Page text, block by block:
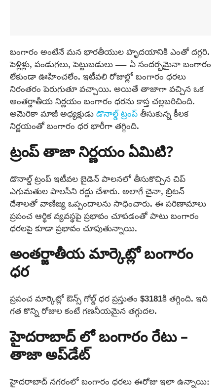
బంగారం అంటేనే మన భారతీయుల హృదయానికి ఎంతో దగ్గరి.
పెళ్లిళ్లు, పండుగలు, పెట్టుబడులు — ఏ సందర్భమైనా బంగారం
లేకుండా ఊహించలేం. ఇటీవలి రోజుల్లో బంగారం ధరలు
నిరంతరం పెరుగుతూ వచ్చాయి. అయితే తాజాగా వచ్చిన ఒక
అంతర్జాతీయ నిర్ణయం బంగారం ధరను కాస్త చల్లబరిచింది.
అమెరికా మాజీ అధ్యక్షుడుడొనాల్డ్ ట్రంప్తీసుకున్న కీలక
నిర్ణయంతో బంగారం ధర భారీగా తగ్గింది.
ట్రంప్ తాజా నిర్ణయం ఏమిటి?
డొనాల్డ్ ట్రంప్ ఇటీవల బైడెన్ పాలనలో తీసుకొచ్చిన చిప్
ఎగుమతుల పాలసీని రద్దు చేశారు. అలాగే చైనా, బ్రిటన్
దేశాలతో వాణిజ్య ఒప్పందాలను సాధించారు. ఈ పరిణామాలు
ప్రపంచ ఆర్థిక వ్యవస్థపై ప్రభావం చూపడంతో పాటు బంగారం
ధరలపై కూడా ప్రభావం చూపుతున్నాయి.
అంతర్జాతీయ మార్కెట్లో బంగారం
ధర
ప్రపంచ మార్కెట్లో ఔన్స్ గోల్డ్ ధర ప్రస్తుతం $3181కి తగ్గింది. ఇది
గత కొన్ని రోజుల కంటే గణనీయమైన తగ్గుదల.
హైదరాబాద్ లో బంగారం రేటు –
తాజా అప్‌డేట్
హైదరాబాద్ నగరంలో బంగారం ధరలు ఈరోజు ఇలా ఉన్నాయి: